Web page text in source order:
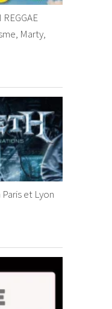
Marty,
et Lyon